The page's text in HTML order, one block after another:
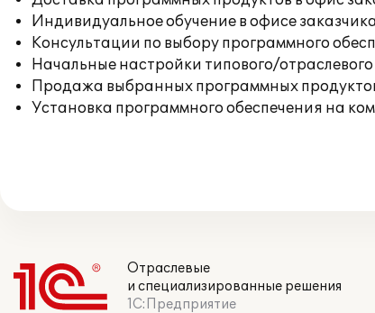
Индивидуальное обучение в офисе заказчика
Консультации по выбору программного
Начальные настройки типового/
Продажа выбранных программных
Установка программного обеспечения на
Отраслевые
и специализированные решения
1С:Предприятие